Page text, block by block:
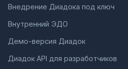
Внедрение Диадока под ключ
Внутренний ЭДО
Демо-версия Диадок
Диадок API для разработчиков